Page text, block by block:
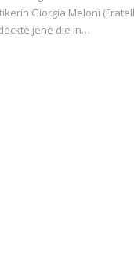
Giorgia Meloni
jene die in…